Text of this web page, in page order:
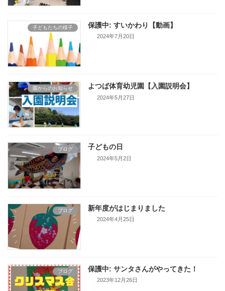
子どもたちの様子 保護中: すいかわり【動画】
2024年7月20日
園からのお知らせ よつば体育幼児園【入園説明会】
2024年5月27日
ブログ 子どもの日
2024年5月2日
ブログ 新年度がはじまりました
2024年4月25日
ブログ 保護中: サンタさんがやってきた！
2023年12月26日